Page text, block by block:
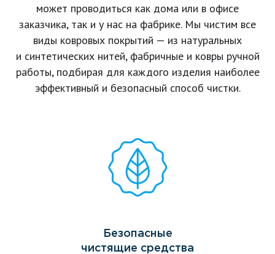
может проводиться как дома или в офисе
заказчика, так и у нас на фабрике. Мы чистим все
виды ковровых покрытий — из натуральных
и синтетических нитей, фабричные и ковры ручной
работы, подбирая для каждого изделия наиболее
эффективный и безопасный способ чистки.
Безопасные
чистящие средства